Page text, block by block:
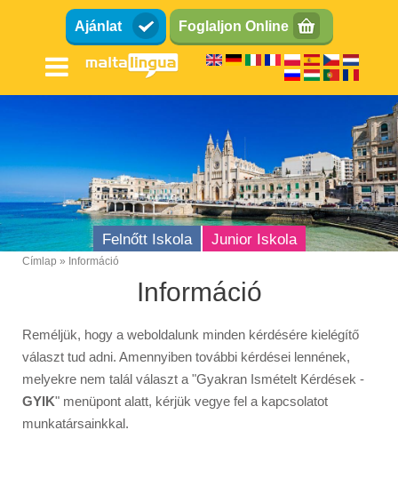
tartalomra
Ajánlat Foglaljon Online
Felnőtt Iskola Junior Iskola
Címlap Információ
Információ
Reméljük, hogy a weboldalunk minden kérdésére kielégítő
választ tud adni. Amennyiben további kérdései lennének,
melyekre nem talál választ a "Gyakran Ismételt Kérdések -
GYIK" menüpont alatt, kérjük vegye fel a kapcsolatot
munkatársainkkal.